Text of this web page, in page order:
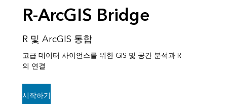
R-ArcGIS Bridge
R 및 ArcGIS 통합
고급 데이터 사이언스를 위한 GIS 및 공간 분석과 R
의 연결
시작하기